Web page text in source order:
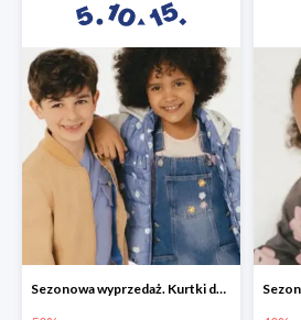
Sezonowa wyprzedaż. Kurtki do -50%